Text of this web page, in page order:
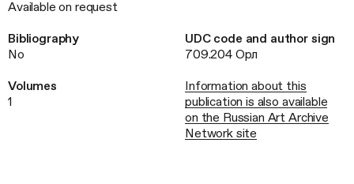
Available on request
Bibliography
No
UDC code and author sign
709.204 Орл
Volumes
1
Information about this
publication is also available
on the Russian Art Archive
Network site